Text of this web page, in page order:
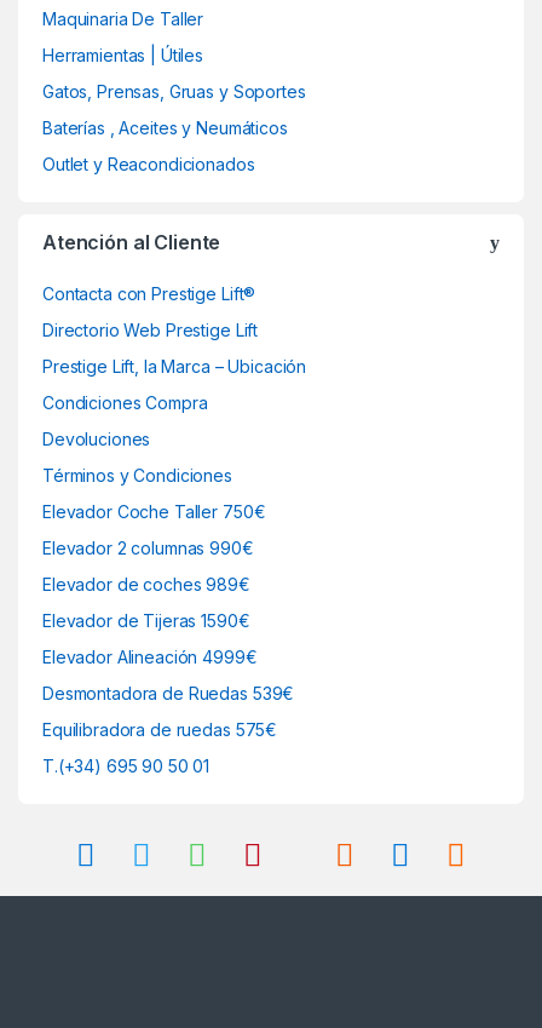
Maquinaria De Taller
Herramientas | Útiles
Gatos, Prensas, Gruas y Soportes
Baterías , Aceites y Neumáticos
Outlet y Reacondicionados
Atención al Cliente
Contacta con Prestige Lift®
Directorio Web Prestige Lift
Prestige Lift, la Marca – Ubicación
Condiciones Compra
Devoluciones
Términos y Condiciones
Elevador Coche Taller 750€
Elevador 2 columnas 990€
Elevador de coches 989€
Elevador de Tijeras 1590€
Elevador Alineación 4999€
Desmontadora de Ruedas 539€
Equilibradora de ruedas 575€
T.(+34) 695 90 50 01